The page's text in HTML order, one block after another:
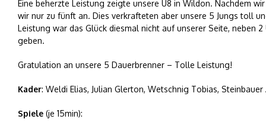
Eine beherzte Leistung zeigte unsere U8 in Wildon. Nachdem
wir nur zu fünft an. Dies verkrafteten aber unsere 5 Jungs toll
Leistung war das Glück diesmal nicht auf unserer Seite, neben
geben.
Gratulation an unsere 5 Dauerbrenner – Tolle Leistung!
Kader: Weldi Elias, Julian Glerton, Wetschnig Tobias,
Spiele (je 15min):